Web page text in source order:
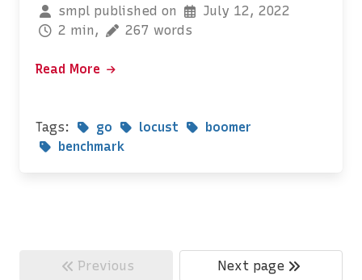
smpl published on
July 12, 2022
2 min,
267 words
Read More
Tags: go locust
boomer
benchmark
Previous Next page